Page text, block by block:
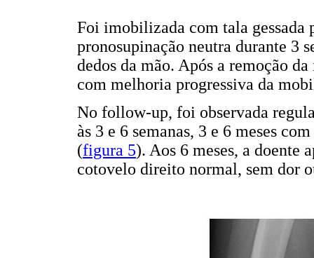
Foi imobilizada com tala gessada
pronosupinação neutra durante 3
dedos da mão. Após a remoção
com melhoria progressiva da
No follow-up, foi observada
às 3 e 6 semanas, 3 e 6 meses
(figura 5). Aos 6 meses, a doente
cotovelo direito normal, sem dor